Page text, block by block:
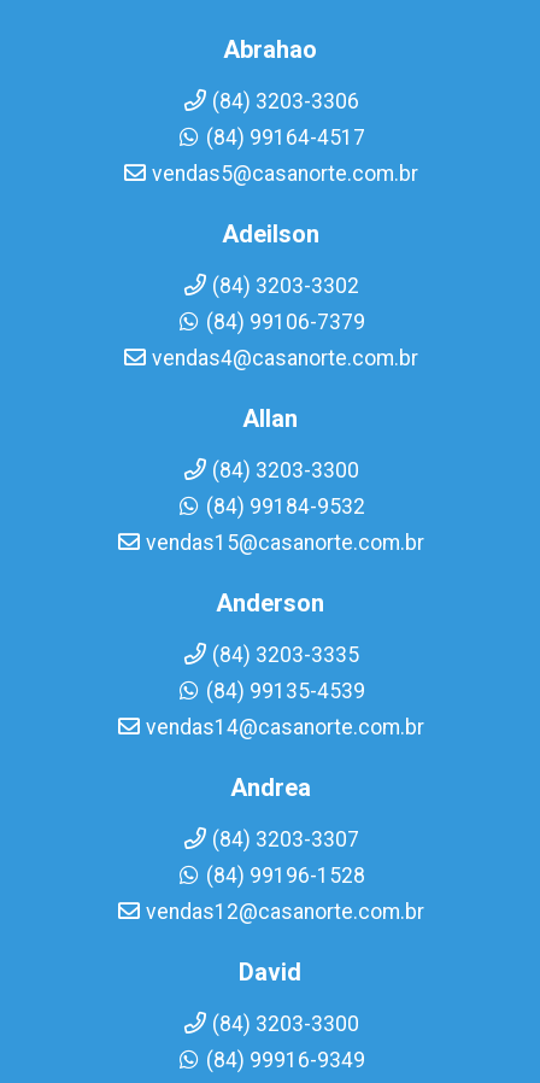
Abrahao
(84) 3203-3306
(84) 99164-4517
vendas5@casanorte.com.br
Adeilson
(84) 3203-3302
(84) 99106-7379
vendas4@casanorte.com.br
Allan
(84) 3203-3300
(84) 99184-9532
vendas15@casanorte.com.br
Anderson
(84) 3203-3335
(84) 99135-4539
vendas14@casanorte.com.br
Andrea
(84) 3203-3307
(84) 99196-1528
vendas12@casanorte.com.br
David
(84) 3203-3300
(84) 99916-9349